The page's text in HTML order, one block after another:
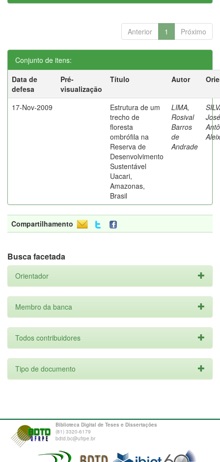
Anterior 1 Próximo
Conjunto de itens:
Data de
defesa
Pré-
visualização
Título Autor
17-Nov-2009
Estrutura de um
trecho de
floresta
ombrófila na
Reserva de
Desenvolvimento
Sustentável
Uacari,
Amazonas,
Brasil
LIMA,
Rosival
Barros
de
Andrade
José
Compartilhamento
Busca facetada
Orientador
Membro da banca
Todos contribuidores
Tipo de documento
Biblioteca Digital de Teses e Dissertações
(81) 3320-6179
bdtd.bc@ufrpe.br